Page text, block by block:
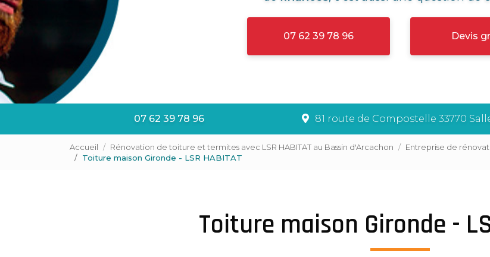
07 62 39 78 96 Devis
07 62 39 78 96 81 route de Compostelle 33770
Accueil Rénovation de toiture et termites avec LSR HABITAT au Bassin d'Arcachon
Entreprise de
Toiture maison Gironde - LSR HABITAT
Toiture maison Gironde -